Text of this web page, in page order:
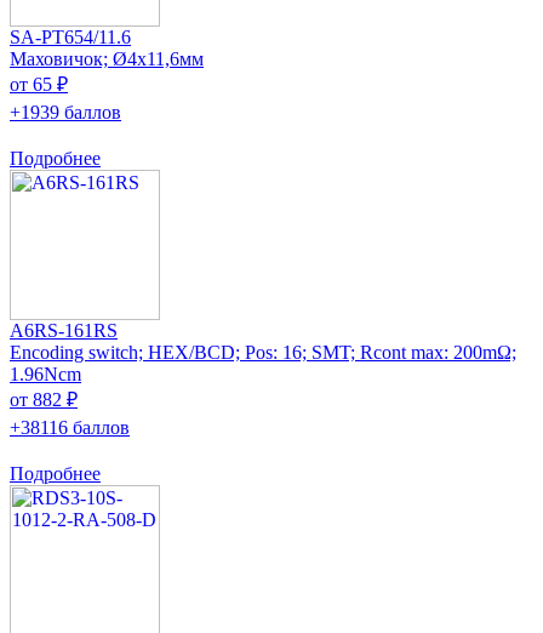
SA-PT654/11.6
Маховичок; Ø4x11,6мм
от 65 ₽
+1939 баллов
Подробнее
A6RS-161RS
Encoding switch; HEX/BCD; Pos: 16; SMT; Rcont max: 200mΩ;
1.96Ncm
от 882 ₽
+38116 баллов
Подробнее